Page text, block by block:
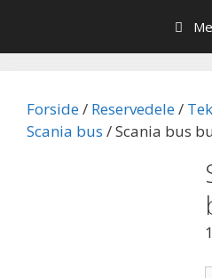
indhold
Forside/ Reservedele/
Scania bus / Scania bus